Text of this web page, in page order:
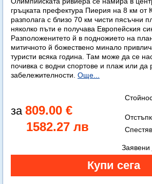
гръцката префектура Пиерия на 8 км от
разполага с близо 70 км чисти пясъчни
няколко пъти е получава Европейския
Разположенитето й в подножието на
митичното й божествено минало
туристи всяка година. Там може да се
почивка с водни спортове и плаж или да
забележителности. Още...
809.00 €
1582.27 лв